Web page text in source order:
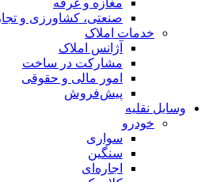
مغازه و غرفه
صنعتی،‌ کشاورزی و
خدمات املاک
آژانس املاک
مشارکت در ساخت
امور مالی و حقوقی
پیش‌فروش
وسایل نقلیه
خودرو
سواری
سنگین
اجاره‌ای